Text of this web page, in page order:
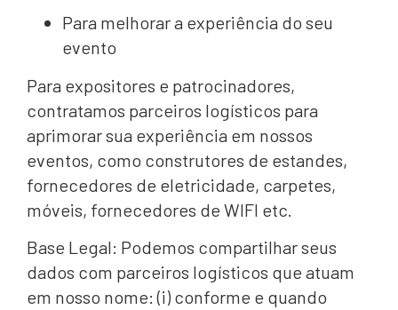
Para melhorar a experiência do seu
evento
Para expositores e patrocinadores,
contratamos parceiros logísticos para
aprimorar sua experiência em nossos
eventos, como construtores de estandes,
fornecedores de eletricidade, carpetes,
móveis, fornecedores de WIFI etc.
Base Legal: Podemos compartilhar seus
dados com parceiros logísticos que atuam
em nosso nome: (i) conforme e quando